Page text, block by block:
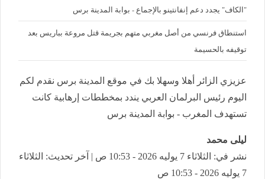
"الكاف" يجدد دعم إنفانتينو بالإجماع - بوابة المدينة برس
استنطاق فرنسي من أصل مغربي متهم بجريمة قتل مروعة بباريس بعد
توقيفه بالحسيمة
عزيزي الزائر أهلا وسهلا بك في موقع المدينة برس نقدم لكم
اليوم رئيس البرلمان العربي يندد بمخططات إرهابية كانت
تستهدف المغرب - بوابة المدينة برس
ليلى محمد
نشر في: الثلاثاء 7 يوليه 2026 - 10:53 ص | آخر تحديث: الثلاثاء
7 يوليه 2026 - 10:53 ص